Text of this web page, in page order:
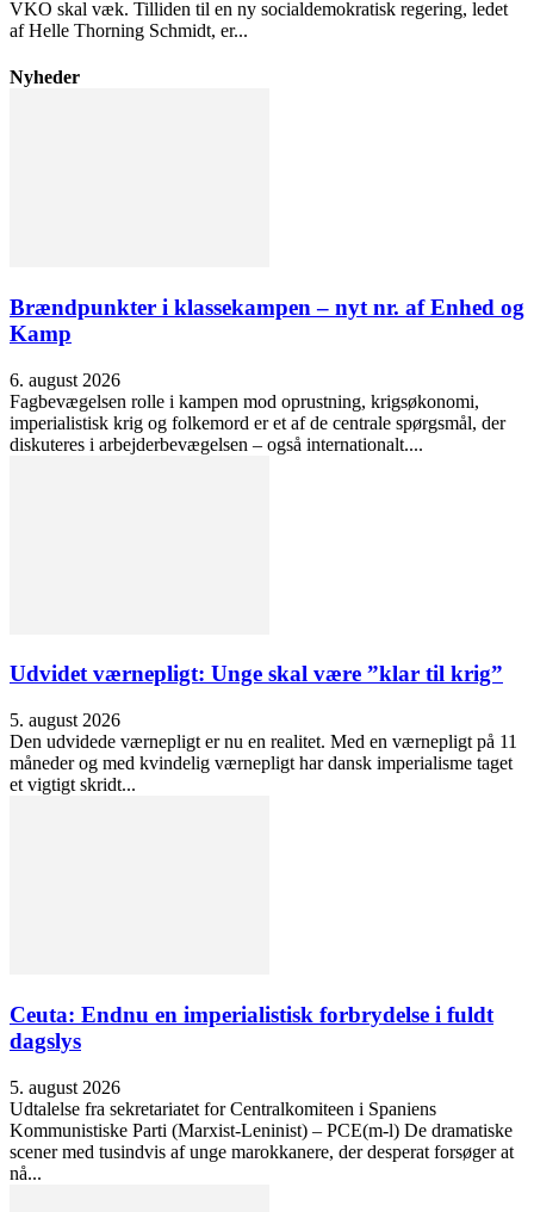
VKO skal væk. Tilliden til en ny socialdemokratisk regering, ledet
af Helle Thorning Schmidt, er...
Nyheder
Brændpunkter i klassekampen – nyt nr. af Enhed og
Kamp
6. august 2026
Fagbevægelsen rolle i kampen mod oprustning, krigsøkonomi,
imperialistisk krig og folkemord er et af de centrale spørgsmål, der
diskuteres i arbejderbevægelsen – også internationalt....
Udvidet værnepligt: Unge skal være ”klar til krig”
5. august 2026
Den udvidede værnepligt er nu en realitet. Med en værnepligt på 11
måneder og med kvindelig værnepligt har dansk imperialisme taget
et vigtigt skridt...
Ceuta: Endnu en imperialistisk forbrydelse i fuldt
dagslys
5. august 2026
Udtalelse fra sekretariatet for Centralkomiteen i Spaniens
Kommunistiske Parti (Marxist-Leninist) – PCE(m-l) De dramatiske
scener med tusindvis af unge marokkanere, der desperat forsøger at
nå...